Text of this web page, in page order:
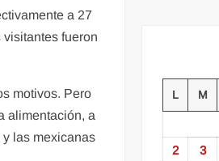
a 27
fueron
motivos. Pero
alimentación, a
las mexicanas
L M
2
3